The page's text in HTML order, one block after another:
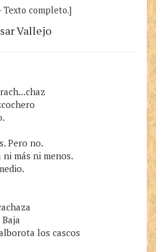
Texto completo.]
Vallejo
Pero no.
más ni menos.
los cascos